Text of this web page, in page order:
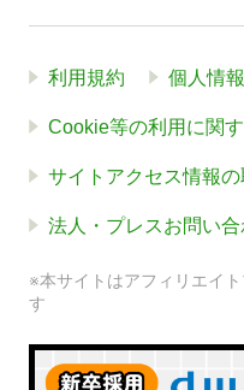
利用規約 個人情
Cookie等の利用に関
サイトアクセス情報
法人・プレスお問い
※本サイトはアフィリエイ
す